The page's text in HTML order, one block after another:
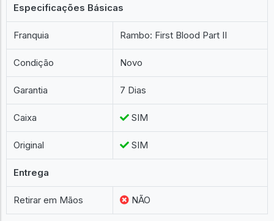
Especificações Básicas
Franquia Rambo: First Blood Part II
Condição Novo
Garantia 7 Dias
Caixa SIM
Original SIM
Entrega
Retirar em Mãos NÃO